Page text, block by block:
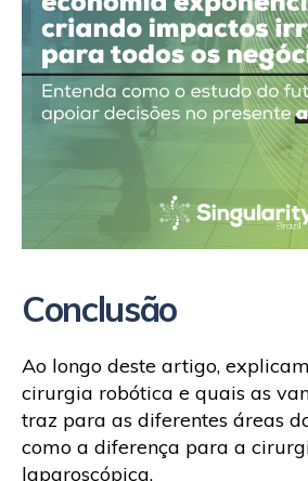
Conclusão
Ao longo deste artigo,
cirurgia robótica e quais as
traz para as diferentes áreas
como a diferença para a
laparoscópica.